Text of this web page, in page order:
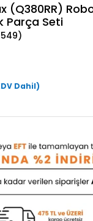
(Q380RR)
Parça Seti
Dahil)